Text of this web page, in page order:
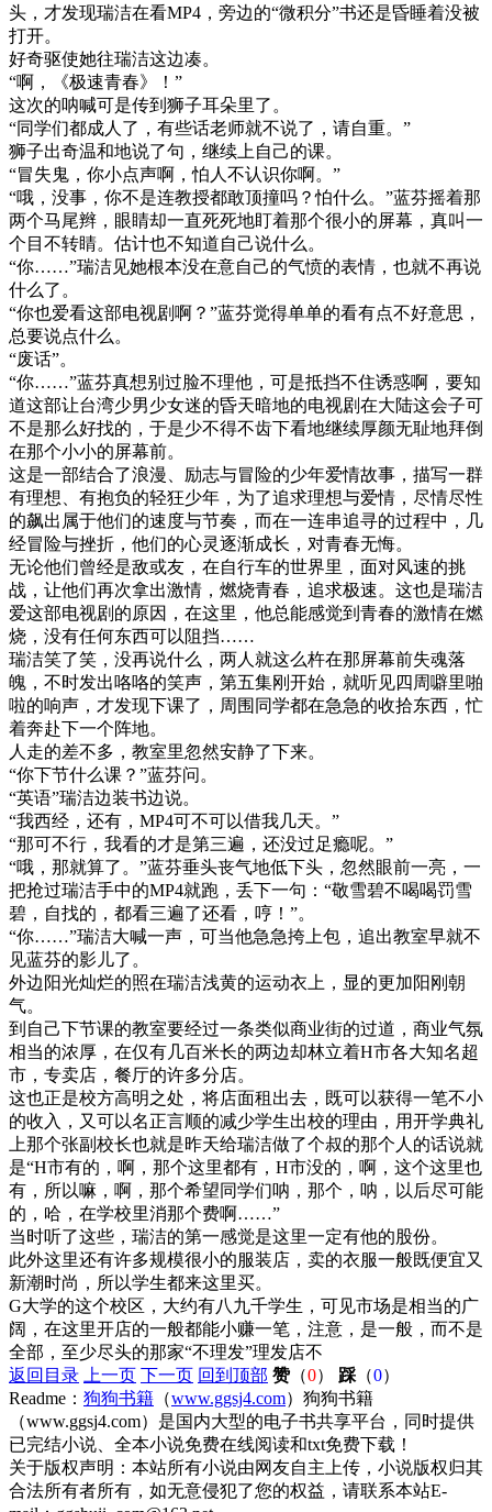
头，才发现瑞洁在看MP4，旁边的“微积分”书还是昏睡着没被
打开。
好奇驱使她往瑞洁这边凑。
“啊，《极速青春》！”
这次的呐喊可是传到狮子耳朵里了。
“同学们都成人了，有些话老师就不说了，请自重。”
狮子出奇温和地说了句，继续上自己的课。
“冒失鬼，你小点声啊，怕人不认识你啊。”
“哦，没事，你不是连教授都敢顶撞吗？怕什么。”蓝芬摇着那
两个马尾辫，眼睛却一直死死地盯着那个很小的屏幕，真叫一
个目不转睛。估计也不知道自己说什么。
“你……”瑞洁见她根本没在意自己的气愤的表情，也就不再说
什么了。
“你也爱看这部电视剧啊？”蓝芬觉得单单的看有点不好意思，
总要说点什么。
“废话”。
“你……”蓝芬真想别过脸不理他，可是抵挡不住诱惑啊，要知
道这部让台湾少男少女迷的昏天暗地的电视剧在大陆这会子可
不是那么好找的，于是少不得不齿下看地继续厚颜无耻地拜倒
在那个小小的屏幕前。
这是一部结合了浪漫、励志与冒险的少年爱情故事，描写一群
有理想、有抱负的轻狂少年，为了追求理想与爱情，尽情尽性
的飙出属于他们的速度与节奏，而在一连串追寻的过程中，几
经冒险与挫折，他们的心灵逐渐成长，对青春无悔。
无论他们曾经是敌或友，在自行车的世界里，面对风速的挑
战，让他们再次拿出激情，燃烧青春，追求极速。这也是瑞洁
爱这部电视剧的原因，在这里，他总能感觉到青春的激情在燃
烧，没有任何东西可以阻挡……
瑞洁笑了笑，没再说什么，两人就这么杵在那屏幕前失魂落
魄，不时发出咯咯的笑声，第五集刚开始，就听见四周噼里啪
啦的响声，才发现下课了，周围同学都在急急的收拾东西，忙
着奔赴下一个阵地。
人走的差不多，教室里忽然安静了下来。
“你下节什么课？”蓝芬问。
“英语”瑞洁边装书边说。
“我西经，还有，MP4可不可以借我几天。”
“那可不行，我看的才是第三遍，还没过足瘾呢。”
“哦，那就算了。”蓝芬垂头丧气地低下头，忽然眼前一亮，一
把抢过瑞洁手中的MP4就跑，丢下一句：“敬雪碧不喝喝罚雪
碧，自找的，都看三遍了还看，哼！”。
“你……”瑞洁大喊一声，可当他急急挎上包，追出教室早就不
见蓝芬的影儿了。
外边阳光灿烂的照在瑞洁浅黄的运动衣上，显的更加阳刚朝
气。
到自己下节课的教室要经过一条类似商业街的过道，商业气氛
相当的浓厚，在仅有几百米长的两边却林立着H市各大知名超
市，专卖店，餐厅的许多分店。
这也正是校方高明之处，将店面租出去，既可以获得一笔不小
的收入，又可以名正言顺的减少学生出校的理由，用开学典礼
上那个张副校长也就是昨天给瑞洁做了个叔的那个人的话说就
是“H市有的，啊，那个这里都有，H市没的，啊，这个这里也
有，所以嘛，啊，那个希望同学们呐，那个，呐，以后尽可能
的，哈，在学校里消那个费啊……”
当时听了这些，瑞洁的第一感觉是这里一定有他的股份。
此外这里还有许多规模很小的服装店，卖的衣服一般既便宜又
新潮时尚，所以学生都来这里买。
G大学的这个校区，大约有八九千学生，可见市场是相当的广
阔，在这里开店的一般都能小赚一笔，注意，是一般，而不是
全部，至少尽头的那家“不理发”理发店不
返回目录
上一页 下一页 回到顶部 赞（0） 踩 （0）
Readme： 狗狗书籍 （www.ggsj4.com）狗狗书籍
（www.ggsj4.com）是国内大型的电子书共享平台，同时提供
已完结小说、全本小说免费在线阅读和txt免费下载！
关于版权声明：本站所有小说由网友自主上传，小说版权归其
合法所有者所有，如无意侵犯了您的权益，请联系本站E-